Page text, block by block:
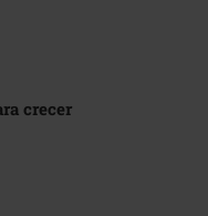
crecer